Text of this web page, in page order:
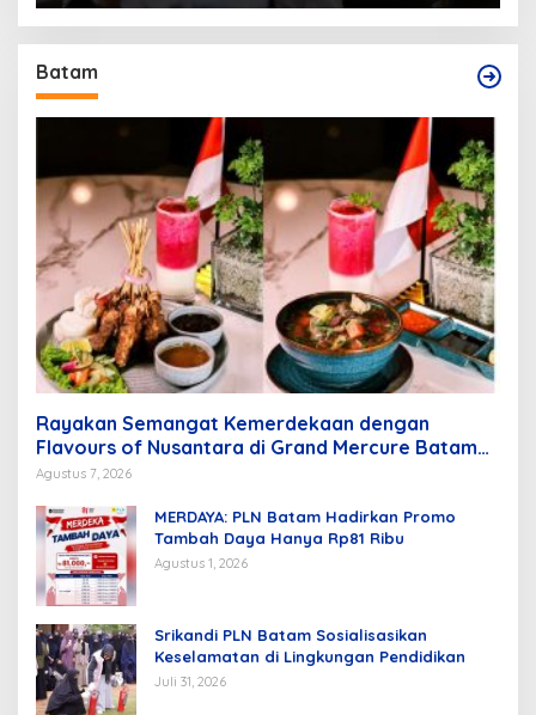
Batam
Rayakan Semangat Kemerdekaan dengan
Flavours of Nusantara di Grand Mercure Batam
Centre
Agustus 7, 2026
MERDAYA: PLN Batam Hadirkan Promo
Tambah Daya Hanya Rp81 Ribu
Agustus 1, 2026
Srikandi PLN Batam Sosialisasikan
Keselamatan di Lingkungan Pendidikan
Juli 31, 2026